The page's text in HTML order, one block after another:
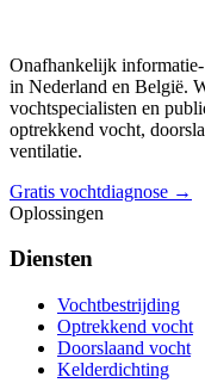
Onafhankelijk
in Nederland en België.
vochtspecialisten en
optrekkend vocht,
ventilatie.
Gratis vochtdiagnose →
Oplossingen
Diensten
Vochtbestrijding
Optrekkend vocht
Doorslaand vocht
Kelderdichting